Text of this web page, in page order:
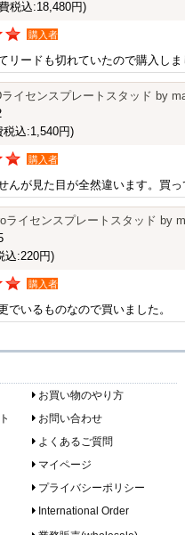
税込:18,480円)
購入者
リードも切れていたので購入し
イセンスプレートスタッド by
税込:1,540円)
購入者
んが見た目が全然違います。買っ
ライセンスプレートスタッド by
込:220円)
購入者
でいるものなので買いました。
お買い物のやり方
お問い合わせ
よくあるご質問
マイページ
プライバシーポリシー
International Order